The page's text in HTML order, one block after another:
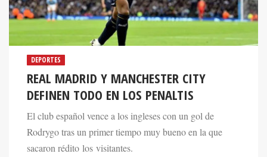
DEPORTES
REAL MADRID Y MANCHESTER CITY
DEFINEN TODO EN LOS PENALTIS
El club español vence a los ingleses con un gol de
Rodrygo tras un primer tiempo muy bueno en la que
sacaron rédito los visitantes.